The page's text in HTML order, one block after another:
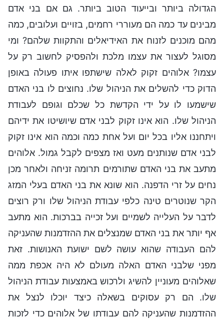
הגדולה ביותר ובייעוד הטוב ביותר. גם אם בני אדם
מבינים עד כמה הם מעוררי רחמים, בזויים ועלובים, כמה
מהם מוכנים לזנוח את האידיאלים והתקוות שלהם? ומי
מסוגל לעצור את עצמו מלכת ולהפסיק לחשוב רק על
עצמו? אלוהים זקוק לאלה שישתפו איתו פעולה באופן
הדוק כדי להשלים את הניהול שלו. נחוצים לו בני האדם
שישמעו לו על ידי הקדשת כל שכלם וגופם לעבודת
הניהול שלו. הוא אינו זקוק לבני אדם שיושיטו את ידיהם
ויתחננו אליו בכל יום ועל אחת כמה וכמה הוא אינו זקוק
לבני אדם שנותנים מעט ואז מצפים לקבל גמול. אלוהים
מתעב את בני האדם שתורמים תרומה זניחה ולאחר מכן
נחים על זרי הדפנה. הוא שונא את בני האדם בעלי המזג
הקר שנוטרים טינה כלפי עבודת הניהול שלו ורק רוצים
לדבר על העלייה לשמיים ועל זכייה בברכות. הוא מתעב
אף יותר את בני האדם שמנצלים את ההזדמנות שהעניקה
להם העבודה שהוא עושה לשם ישועת האנושות. זאת
מפני שלבני האדם האלה מעולם לא היה אכפת ממה
שאלוהים מעוניין להשיג ולרכוש באמצעות עבודת הניהול
שלו. הם רק עסוקים בשאלה כיצד יוכלו לנצל את
ההזדמנות שהעניקה להם עבודתו של אלוהים כדי לזכות